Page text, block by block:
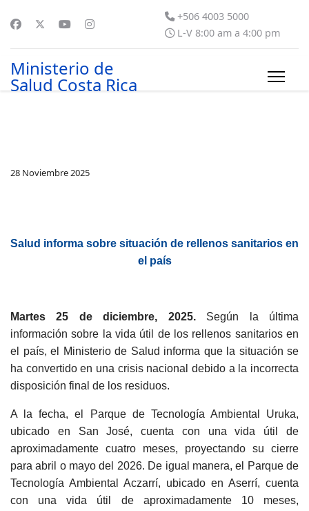
+506 4003 5000
L-V 8:00 am a 4:00 pm
Ministerio de
Salud Costa Rica
28 Noviembre 2025
Salud informa sobre situación de rellenos sanitarios en
el país
Martes 25 de diciembre, 2025.Según la última
información sobre la vida útil de los rellenos sanitarios en
el país, el Ministerio de Salud informa que la situación se
ha convertido en una crisis nacional debido a la incorrecta
disposición final de los residuos.
A la fecha, el Parque de Tecnología Ambiental Uruka,
ubicado en San José, cuenta con una vida útil de
aproximadamente cuatro meses, proyectando su cierre
para abril o mayo del 2026. De igual manera, el Parque de
Tecnología Ambiental Aczarrí, ubicado en Aserrí, cuenta
con una vida útil de aproximadamente 10 meses,